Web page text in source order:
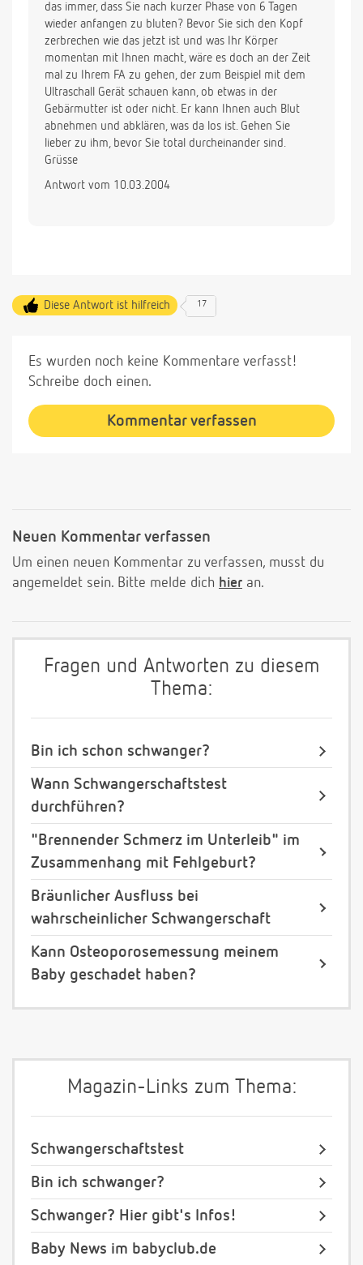
Ich muss schon dauernd drüber nachdenken, was
sein könnte. ich kenne mich gar nicht mehr aus.
über ein baby würde ich mich freuen, will mir aber
nichts einreden, was dann nicht ist.
das immer, dass Sie nach kurzer Phase von 6 Tagen
wieder anfangen zu bluten? Bevor Sie sich den Kopf
zerbrechen wie das jetzt ist und was Ihr Körper
momentan mit Ihnen macht, wäre es doch an der Zeit
mal zu Ihrem FA zu gehen, der zum Beispiel mit dem
Ultraschall Gerät schauen kann, ob etwas in der
Gebärmutter ist oder nicht. Er kann Ihnen auch Blut
abnehmen und abklären, was da los ist. Gehen Sie
lieber zu ihm, bevor Sie total durcheinander sind.
Grüsse
Antwort vom 10.03.2004
Diese Antwort ist hilfreich 17
Es wurden noch keine Kommentare verfasst!
Schreibe doch einen.
Kommentar verfassen
Neuen Kommentar verfassen
Um einen neuen Kommentar zu verfassen, musst du
angemeldet sein. Bitte melde dich hier an.
Fragen und Antworten zu diesem
Thema:
Bin ich schon schwanger?
Wann Schwangerschaftstest
durchführen?
"Brennender Schmerz im Unterleib" im
Zusammenhang mit Fehlgeburt?
Bräunlicher Ausfluss bei
wahrscheinlicher Schwangerschaft
Kann Osteoporosemessung meinem
Baby geschadet haben?
Magazin-Links zum Thema:
Schwangerschaftstest
Bin ich schwanger?
Schwanger? Hier gibt's Infos!
Baby News im babyclub.de